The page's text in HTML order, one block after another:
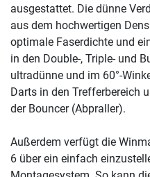
ausgestattet. Die dünne
aus dem hochwertigen
optimale Faserdichte und
in den Double-, Triple- und
ultradünne und im 60°-
Darts in den Trefferbereich
der Bouncer (Abpraller).
Außerdem verfügt die
6 über ein einfach